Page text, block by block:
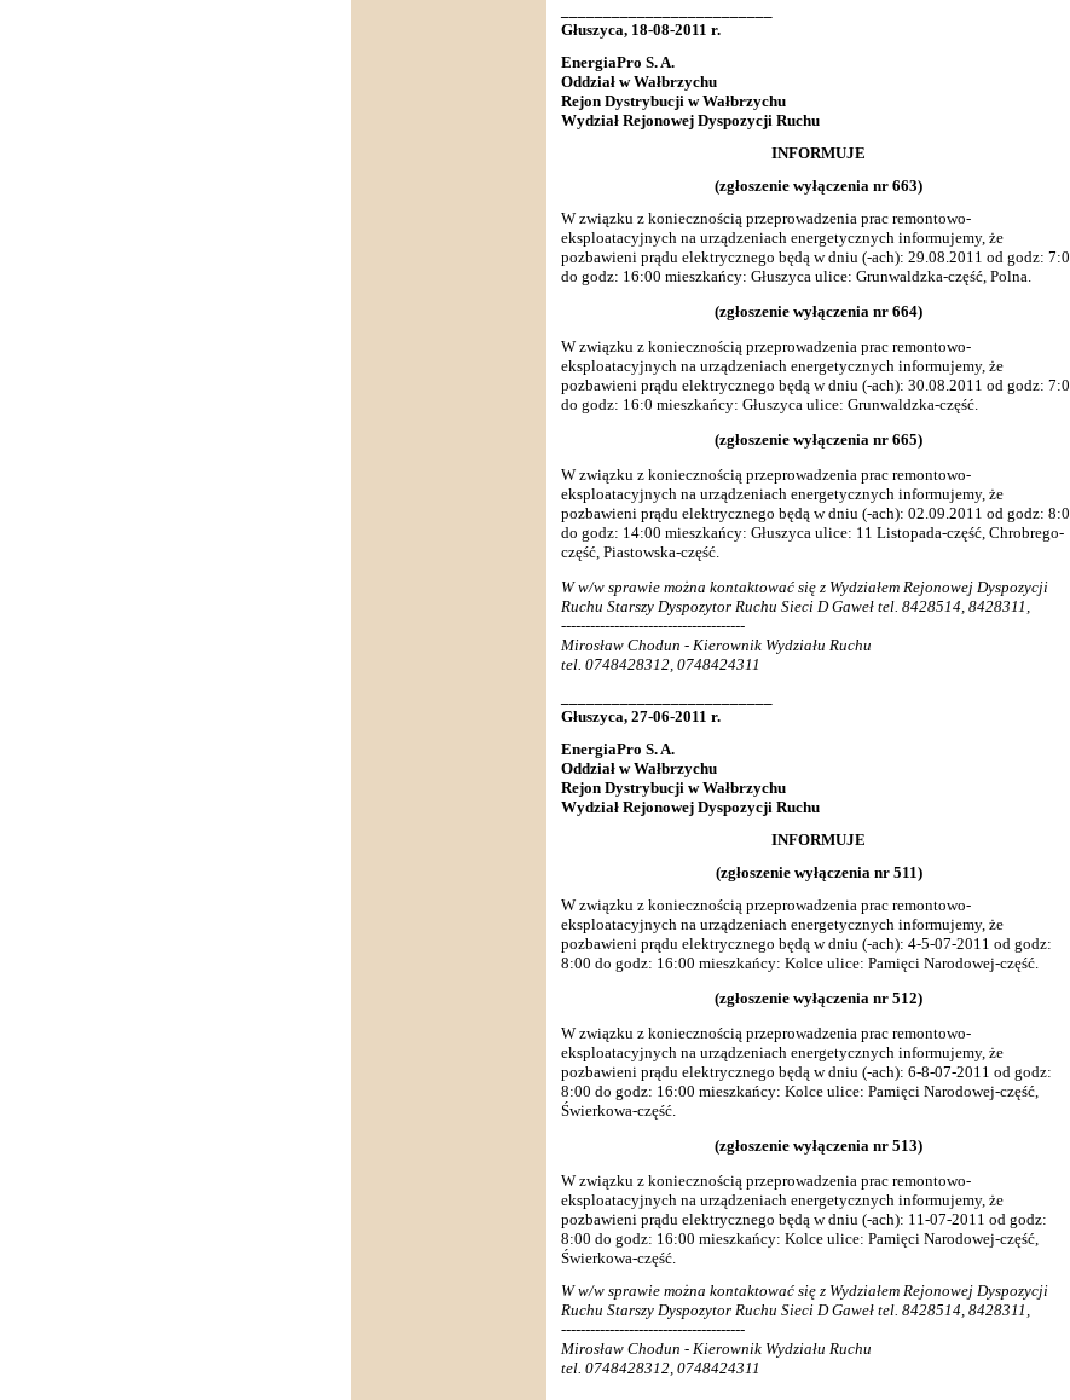
Głuszyca, 18-08-2011 r.
EnergiaPro S. A.
Oddział w Wałbrzychu
Rejon Dystrybucji w Wałbrzychu
Wydział Rejonowej Dyspozycji Ruchu
INFORMUJE
(zgłoszenie wyłączenia nr 663)
W związku z koniecznością przeprowadzenia prac remontowo-
eksploatacyjnych na urządzeniach energetycznych informujemy, że
pozbawieni prądu elektrycznego będą w dniu (-ach): 29.08.2011 od godz: 7:0
do godz: 16:00 mieszkańcy: Głuszyca ulice: Grunwaldzka-część, Polna.
(zgłoszenie wyłączenia nr 664)
W związku z koniecznością przeprowadzenia prac remontowo-
eksploatacyjnych na urządzeniach energetycznych informujemy, że
pozbawieni prądu elektrycznego będą w dniu (-ach): 30.08.2011 od godz: 7:0
do godz: 16:0 mieszkańcy: Głuszyca ulice: Grunwaldzka-część.
(zgłoszenie wyłączenia nr 665)
W związku z koniecznością przeprowadzenia prac remontowo-
eksploatacyjnych na urządzeniach energetycznych informujemy, że
pozbawieni prądu elektrycznego będą w dniu (-ach): 02.09.2011 od godz: 8:0
do godz: 14:00 mieszkańcy: Głuszyca ulice: 11 Listopada-część, Chrobrego-
część, Piastowska-część.
W w/w sprawie można kontaktować się z Wydziałem Rejonowej Dyspozycji
Ruchu Starszy Dyspozytor Ruchu Sieci D Gaweł tel. 8428514, 8428311,
--------------------------------------
Mirosław Chodun - Kierownik Wydziału Ruchu
tel. 0748428312, 0748424311
Głuszyca, 27-06-2011 r.
EnergiaPro S. A.
Oddział w Wałbrzychu
Rejon Dystrybucji w Wałbrzychu
Wydział Rejonowej Dyspozycji Ruchu
INFORMUJE
(zgłoszenie wyłączenia nr 511)
W związku z koniecznością przeprowadzenia prac remontowo-
eksploatacyjnych na urządzeniach energetycznych informujemy, że
pozbawieni prądu elektrycznego będą w dniu (-ach): 4-5-07-2011 od godz:
8:00 do godz: 16:00 mieszkańcy: Kolce ulice: Pamięci Narodowej-część.
(zgłoszenie wyłączenia nr 512)
W związku z koniecznością przeprowadzenia prac remontowo-
eksploatacyjnych na urządzeniach energetycznych informujemy, że
pozbawieni prądu elektrycznego będą w dniu (-ach): 6-8-07-2011 od godz:
8:00 do godz: 16:00 mieszkańcy: Kolce ulice: Pamięci Narodowej-część,
Świerkowa-część.
(zgłoszenie wyłączenia nr 513)
W związku z koniecznością przeprowadzenia prac remontowo-
eksploatacyjnych na urządzeniach energetycznych informujemy, że
pozbawieni prądu elektrycznego będą w dniu (-ach): 11-07-2011 od godz:
8:00 do godz: 16:00 mieszkańcy: Kolce ulice: Pamięci Narodowej-część,
Świerkowa-część.
W w/w sprawie można kontaktować się z Wydziałem Rejonowej Dyspozycji
Ruchu Starszy Dyspozytor Ruchu Sieci D Gaweł tel. 8428514, 8428311,
--------------------------------------
Mirosław Chodun - Kierownik Wydziału Ruchu
tel. 0748428312, 0748424311